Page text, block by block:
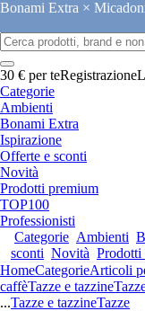
Bonami Extra ×
30 € per teRegistrazione
Categorie
Ambienti
Bonami Extra
Ispirazione
Offerte e sconti
Novità
Prodotti premium
TOP100
Professionisti
Categorie Ambienti
sconti Novità Prodotti
HomeCategorieArticoli
caffèTazze e tazzine
...Tazze e tazzineTazze